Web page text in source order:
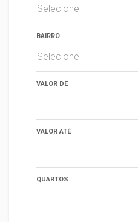
Selecione
BAIRRO
Selecione
VALOR DE
VALOR ATÉ
QUARTOS